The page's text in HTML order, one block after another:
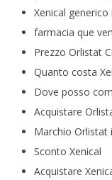
Xenical
farmacia que
Prezzo Orlistat
Quanto costa
Dove posso
Acquistare
Marchio Orlistat
Sconto Xenical
Acquistare